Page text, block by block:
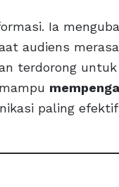
Ia
audiens
terdorong
paling